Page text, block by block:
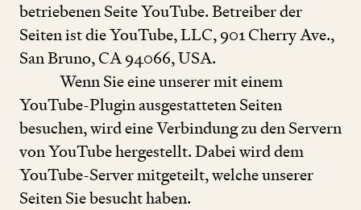
betriebenen Seite YouTube. Betreiber der
Seiten ist die YouTube, LLC,901Cherry Ave.,
San Bruno, CA94066, USA.
Wenn Sie eine unserer mit einem
YouTube-Plugin ausgestatteten Seiten
besuchen, wird eine Verbindung zu den Servern
von YouTube hergestellt. Dabei wird dem
YouTube-Server mitgeteilt, welche unserer
Seiten Sie besucht haben.